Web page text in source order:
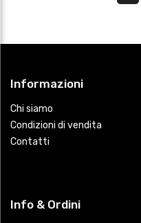
Informazioni
Chi siamo
Condizioni di vendita
Contatti
Info & Ordini